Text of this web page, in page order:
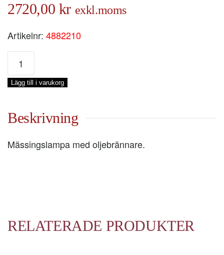
2720,00 kr exkl.moms
Artikelnr: 4882210
CLIPPER
TAKLAMPA,
430
X
MM
mängd
Lägg till i varukorg
Beskrivning
Mässingslampa med oljebrännare.
RELATERADE PRODUKTER